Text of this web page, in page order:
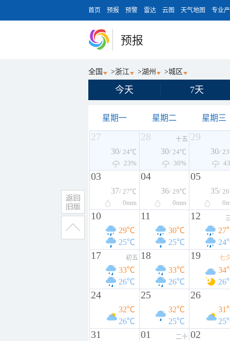
首页 预报 预警 雷达 云图 天气地图 专业
预报
全国 >浙江 >湖州 >城区
今天 7天
星期一 星期二 星期三
27
30/ 24℃
23%
28 十五
30/ 24℃
30%
29
30/
03
37/ 27℃
0mm
04
36/ 29℃
0mm
05
35/
0
10
29℃
25℃
11
30℃
25℃
12
17 初五
33℃
26℃
18
33℃
26℃
19 七
24
32℃
26℃
25
32℃
25℃
26
31 01 二十 02